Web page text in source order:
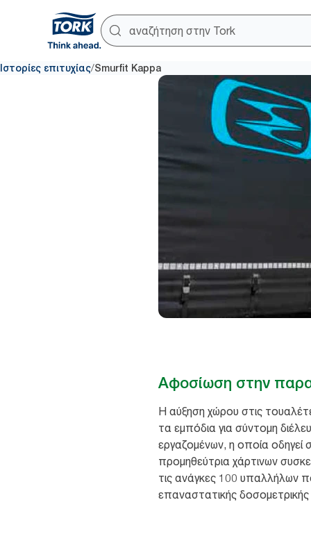
Ιστορίες επιτυχίας/Smurfit Kappa
Αφοσίωση στην
Η αύξηση χώρου στις
τα εμπόδια για σύντομη
εργαζομένων, η οποία
προμηθεύτρια χάρτινων
τις ανάγκες 100 υπαλλήλων
επαναστατικής